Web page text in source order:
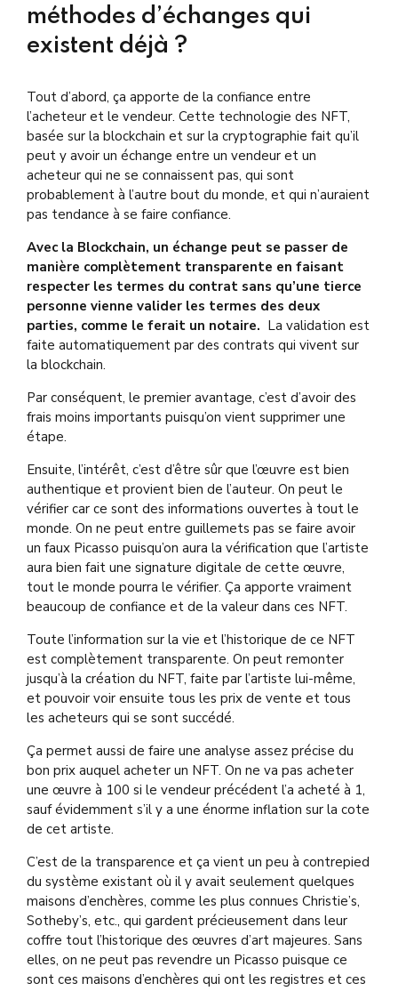
méthodes d’échanges qui
existent déjà ?
Tout d’abord, ça apporte de la confiance entre
l’acheteur et le vendeur. Cette technologie des NFT,
basée sur la blockchain et sur la cryptographie fait qu’il
peut y avoir un échange entre un vendeur et un
acheteur qui ne se connaissent pas, qui sont
probablement à l’autre bout du monde, et qui n’auraient
pas tendance à se faire confiance.
Avec la Blockchain, un échange peut se passer de
manière complètement transparente en faisant
respecter les termes du contrat sans qu’une tierce
personne vienne valider les termes des deux
parties, comme le ferait un notaire. La validation est
faite automatiquement par des contrats qui vivent sur
la blockchain.
Par conséquent, le premier avantage, c’est d’avoir des
frais moins importants puisqu’on vient supprimer une
étape.
Ensuite, l’intérêt, c’est d’être sûr que l’œuvre est bien
authentique et provient bien de l’auteur. On peut le
vérifier car ce sont des informations ouvertes à tout le
monde. On ne peut entre guillemets pas se faire avoir
un faux Picasso puisqu’on aura la vérification que l’artiste
aura bien fait une signature digitale de cette œuvre,
tout le monde pourra le vérifier. Ça apporte vraiment
beaucoup de confiance et de la valeur dans ces NFT.
Toute l’information sur la vie et l’historique de ce NFT
est complètement transparente. On peut remonter
jusqu’à la création du NFT, faite par l’artiste lui-même,
et pouvoir voir ensuite tous les prix de vente et tous
les acheteurs qui se sont succédé.
Ça permet aussi de faire une analyse assez précise du
bon prix auquel acheter un NFT. On ne va pas acheter
une œuvre à 100 si le vendeur précédent l’a acheté à 1,
sauf évidemment s’il y a une énorme inflation sur la cote
de cet artiste.
C’est de la transparence et ça vient un peu à contrepied
du système existant où il y avait seulement quelques
maisons d’enchères, comme les plus connues Christie’s,
Sotheby’s, etc., qui gardent précieusement dans leur
coffre tout l’historique des œuvres d’art majeures. Sans
elles, on ne peut pas revendre un Picasso puisque ce
sont ces maisons d’enchères qui ont les registres et ces